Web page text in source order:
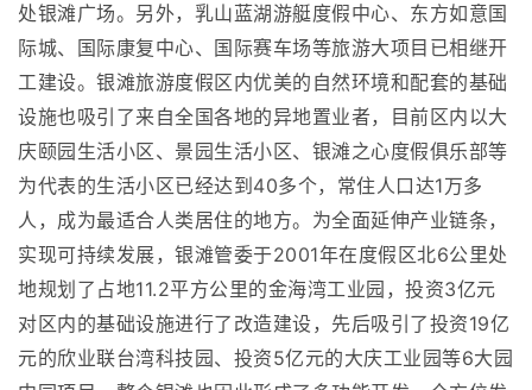
处银滩广场。另外，乳山蓝湖游艇度假中心、东方如意国
际城、国际康复中心、国际赛车场等旅游大项目已相继开
工建设。银滩旅游度假区内优美的自然环境和配套的基础
设施也吸引了来自全国各地的异地置业者，目前区内以大
庆颐园生活小区、景园生活小区、银滩之心度假俱乐部等
为代表的生活小区已经达到40多个，常住人口达1万多
人，成为最适合人类居住的地方。为全面延伸产业链条，
实现可持续发展，银滩管委于2001年在度假区北6公里处
地规划了占地11.2平方公里的金海湾工业园，投资3亿元
对区内的基础设施进行了改造建设，先后吸引了投资19亿
元的欣业联台湾科技园、投资5亿元的大庆工业园等6大园